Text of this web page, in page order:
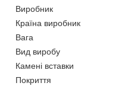
Виробник
Країна виробник
Вага
Вид виробу
Камені вставки
Покриття